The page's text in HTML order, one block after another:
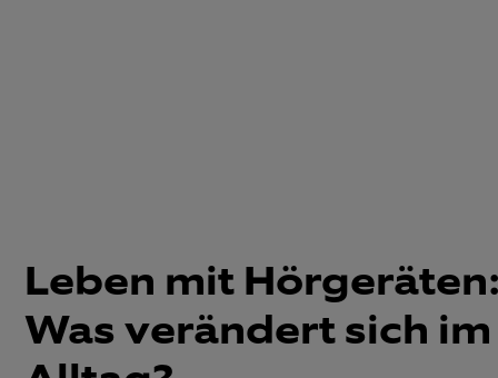
Leben mit
Was verändert sich im